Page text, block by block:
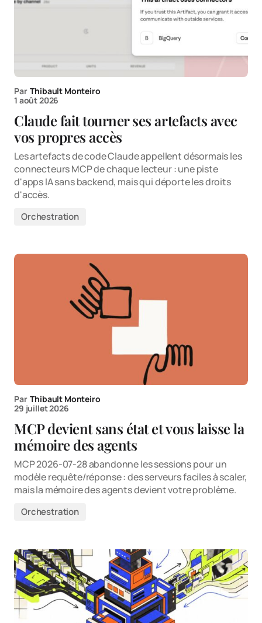
Par Thibault Monteiro
1 août 2026
Claude fait tourner ses artefacts avec
vos propres accès
Les artefacts de code Claude appellent désormais les
connecteurs MCP de chaque lecteur : une piste
d'apps IA sans backend, mais qui déporte les droits
d'accès.
Orchestration
Par Thibault Monteiro
29 juillet 2026
MCP devient sans état et vous laisse la
mémoire des agents
MCP 2026-07-28 abandonne les sessions pour un
modèle requête/réponse : des serveurs faciles à scaler,
mais la mémoire des agents devient votre problème.
Orchestration